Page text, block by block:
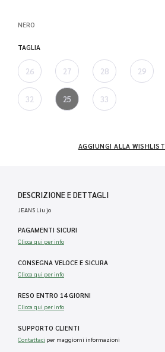
NERO
TAGLIA
26 27 28 29
32 25 33
AGGIUNGI ALLA WISHLIST
DESCRIZIONE E DETTAGLI
JEANS Liu jo
PAGAMENTI SICURI
Clicca qui per info
CONSEGNA VELOCE E SICURA
Clicca qui per info
RESO ENTRO 14 GIORNI
Clicca qui per info
SUPPORTO CLIENTI
Contattaci per maggiorni informazioni